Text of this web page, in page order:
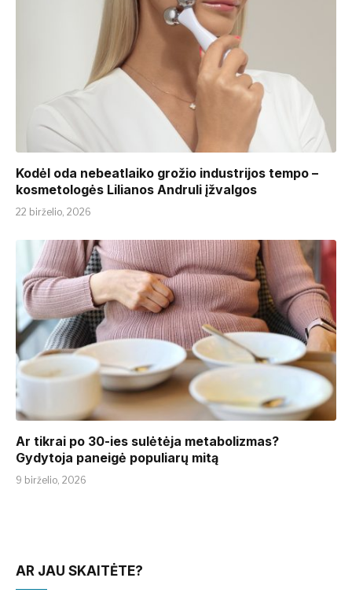
Kodėl oda nebeatlaiko grožio industrijos tempo –
kosmetologės Lilianos Andruli įžvalgos
22 birželio, 2026
Ar tikrai po 30-ies sulėtėja metabolizmas?
Gydytoja paneigė populiarų mitą
9 birželio, 2026
AR JAU SKAITĖTE?